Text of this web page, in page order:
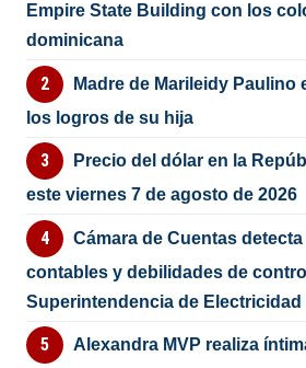
Empire State Building con los
dominicana
Madre de Marileidy
los logros de su hija
Precio del dólar en la
este viernes 7 de agosto de 2026
Cámara de Cuentas
contables y debilidades de
Superintendencia de Electricidad
Alexandra MVP realiza